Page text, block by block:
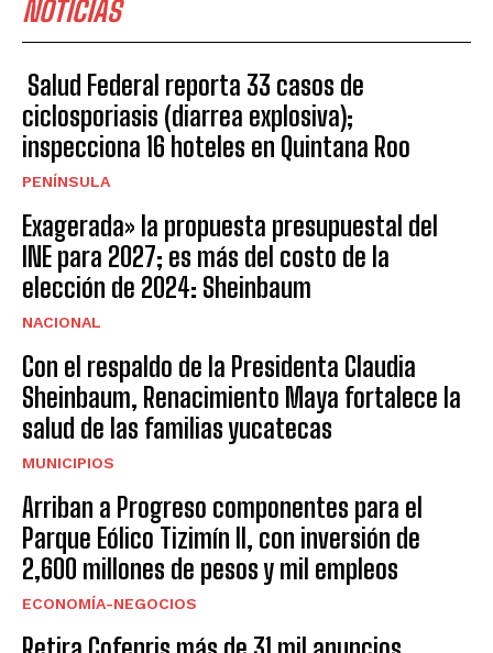
NOTICIAS
Salud Federal reporta 33 casos de
ciclosporiasis (diarrea explosiva);
inspecciona 16 hoteles en Quintana Roo
PENÍNSULA
Exagerada» la propuesta presupuestal del
INE para 2027; es más del costo de la
elección de 2024: Sheinbaum
NACIONAL
Con el respaldo de la Presidenta Claudia
Sheinbaum, Renacimiento Maya fortalece la
salud de las familias yucatecas
MUNICIPIOS
Arriban a Progreso componentes para el
Parque Eólico Tizimín II, con inversión de
2,600 millones de pesos y mil empleos
ECONOMÍA-NEGOCIOS